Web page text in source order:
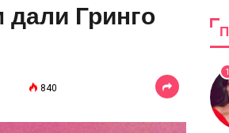
Гринго
840
1